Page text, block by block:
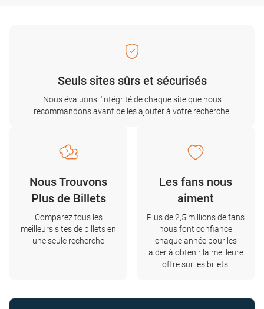
Seuls sites sûrs et sécurisés
Nous évaluons l'intégrité de chaque site que nous
recommandons avant de les ajouter à votre recherche.
Nous Trouvons
Plus de Billets
Comparez tous les
meilleurs sites de billets en
une seule recherche
Les fans nous
aiment
Plus de 2,5 millions de fans
nous font confiance
chaque année pour les
aider à obtenir la meilleure
offre sur les billets.